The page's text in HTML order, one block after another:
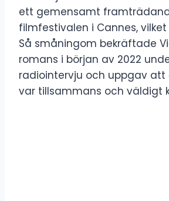
ett gemensamt
filmfestivalen i Cannes,
Så småningom bekräftade
romans i början av 2022
radiointervju och uppgav att
var tillsammans och väldigt